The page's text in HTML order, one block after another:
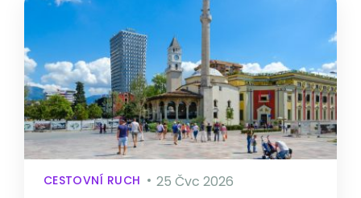
CESTOVNÍ RUCH 25 Čvc 2026